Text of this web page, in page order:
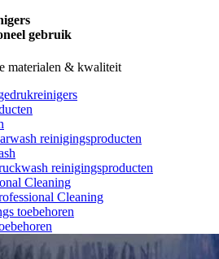
gebruik
materialen & kwaliteit
reinigingsproducten
reinigingsproducten
Cleaning
Cleaning
toebehoren